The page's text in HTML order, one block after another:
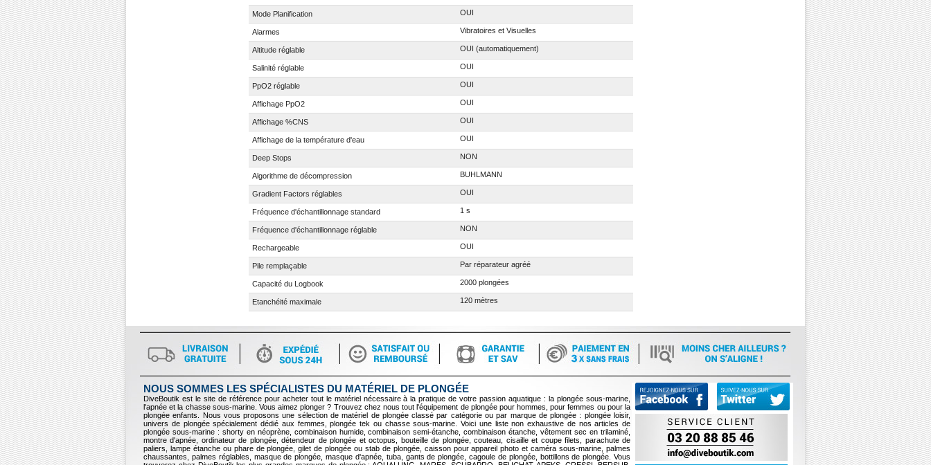
Mode Planification OUI
Alarmes Vibratoires et Visuelles
Altitude réglable OUI (automatiquement)
Salinité réglable OUI
PpO2 réglable OUI
Affichage PpO2 OUI
Affichage %CNS OUI
Affichage de la température d'eau OUI
Deep Stops NON
Algorithme de décompression BUHLMANN
Gradient Factors réglables OUI
Fréquence d'échantillonnage standard 1 s
Fréquence d'échantillonnage réglable NON
Rechargeable OUI
Pile remplaçable Par réparateur agréé
Capacité du Logbook 2000 plongées
Etanchéité maximale 120 mètres
NOUS SOMMES LES SPÉCIALISTES DU MATÉRIEL DE PLONGÉE
DiveBoutik est le site de référence pour acheter tout le matériel nécessaire à la pratique de votre passion aquatique : la plongée sous-marine,
l'apnée et la chasse sous-marine. Vous aimez plonger ? Trouvez chez nous tout l'équipement de plongée pour hommes, pour femmes ou pour la
plongée enfants. Nous vous proposons une sélection de matériel de plongée classé par catégorie ou par marque de plongée : plongée loisir,
univers de plongée spécialement dédié aux femmes, plongée tek ou chasse sous-marine. Voici une liste non exhaustive de nos articles de
plongée sous-marine : shorty en néoprène, combinaison humide, combinaison semi-étanche, combinaison étanche, vêtement sec en trilaminé,
montre d'apnée, ordinateur de plongée, détendeur de plongée et octopus, bouteille de plongée, couteau, cisaille et coupe filets, parachute de
paliers, lampe étanche ou phare de plongée, gilet de plongée ou stab de plongée, caisson pour appareil photo et caméra sous-marine, palmes
chaussantes, palmes réglables, masque de plongée, masque d'apnée, tuba, gants de plongée, cagoule de plongée, bottillons de plongée. Vous